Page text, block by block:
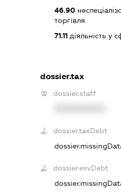
46.90
торгівля
71.11діяльність у
dossier.tax
dossier.staff
dossier.taxDebt
dossier.esvDebt